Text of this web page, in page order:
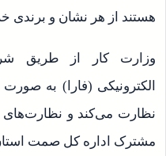
هستند از هر نشان و برندی
وزارت کار از طریق
الکترونیکی (فارا) به
نظارت می‌کند و
مشترک اداره کل صمت